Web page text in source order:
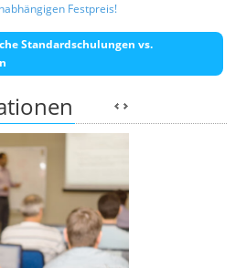
Festpreis!
Standardschulungen vs.